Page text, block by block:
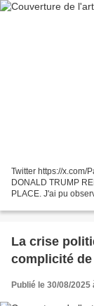
Twitter https://x.com/
DONALD TRUMP
PLACE. J'ai pu
La crise
complicité de
Publié le 30/08/2025